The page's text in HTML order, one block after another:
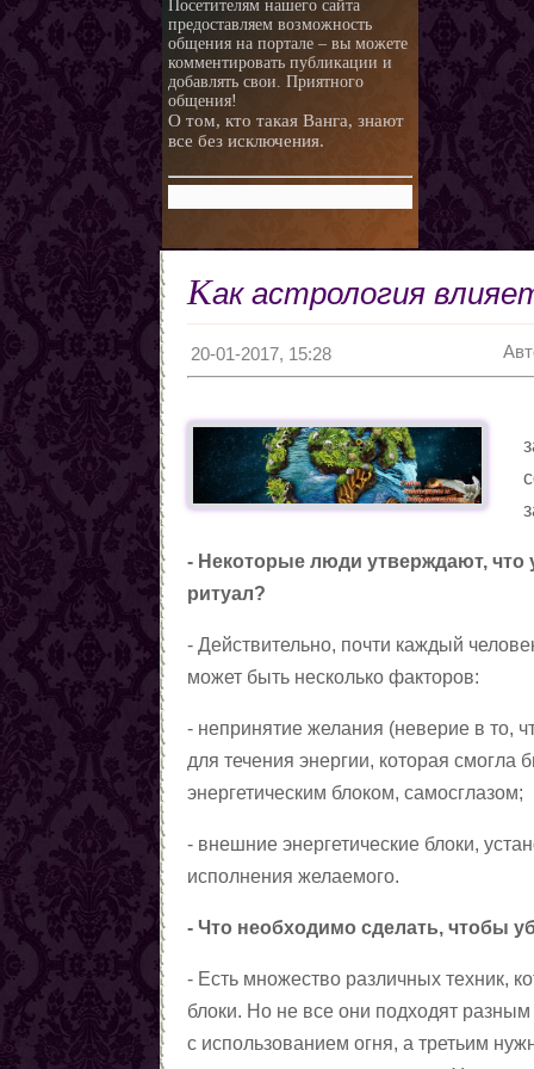
любви.
Любовная ворожба народов
мира
Магия и красота
Приворотные зелья
Как приготовить
Знаки кармы
Молитвы к ангелам дней
недели
Любовь и нумерология. Как
правильно выбрать
партнера
Как разоблачить мерзавца
по знаку Зодиака.
Романтические приметы
Виды Гадания и правила
Хиромантия
О действии приворота
Проведение ритуалов
Любовные привороты
Противолюбовные заговоры
Методы снятия приворота
Магические приёмы,
помогающие вернуть
Вызовы(чтобы человек к
любовь
Заговоры на возвращение
любви
Семейная магия
Цыганская любовная
Любовная магия по
Посетителям нашего сайта
предоставляем возможность
общения на портале – вы можете
комментировать публикации и
добавлять свои. Приятного
общения!
О том, кто такая Ванга, знают
все без исключения.
Как астрология
20-01-2017, 15:28
- Некоторые люди утверждают, что
ритуал?
- Действительно, почти каждый
может быть несколько факторов:
- непринятие желания (неверие в то,
для течения энергии, которая
энергетическим блоком, самосглазом;
- внешние энергетические блоки,
исполнения желаемого.
- Что необходимо сделать, чтобы
- Есть множество различных техник,
блоки. Но не все они подходят
с использованием огня, а третьим